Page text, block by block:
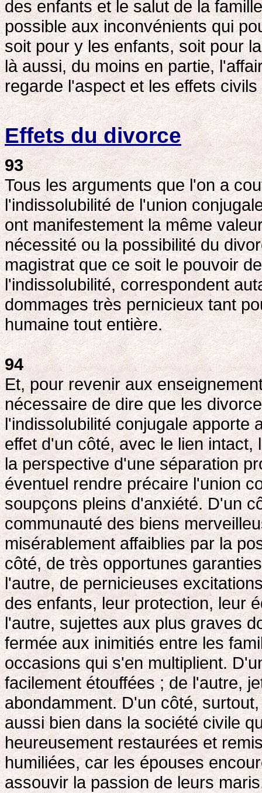
des enfants et le salut de la
possible aux inconvénients qui
soit pour y les enfants, soit pour
là aussi, du moins en partie,
regarde l'aspect et les effets
Effets du divorce
93
Tous les arguments que l'on a
l'indissolubilité de l'union
ont manifestement la même
nécessité ou la possibilité du
magistrat que ce soit le pouvoir
l'indissolubilité, correspondent
dommages très pernicieux tant
humaine tout entière.
94
Et, pour revenir aux
nécessaire de dire que les
l'indissolubilité conjugale apporte
effet d'un côté, avec le lien
la perspective d'une séparation
éventuel rendre précaire l'union
soupçons pleins d'anxiété. D'un
communauté des biens
misérablement affaiblies par la
côté, de très opportunes
l'autre, de pernicieuses
des enfants, leur protection, leur
l'autre, sujettes aux plus graves
fermée aux inimitiés entre les
occasions qui s'en multiplient.
facilement étouffées ; de l'autre,
abondamment. D'un côté,
aussi bien dans la société civile
heureusement restaurées et
humiliées, car les épouses
assouvir la passion de leurs